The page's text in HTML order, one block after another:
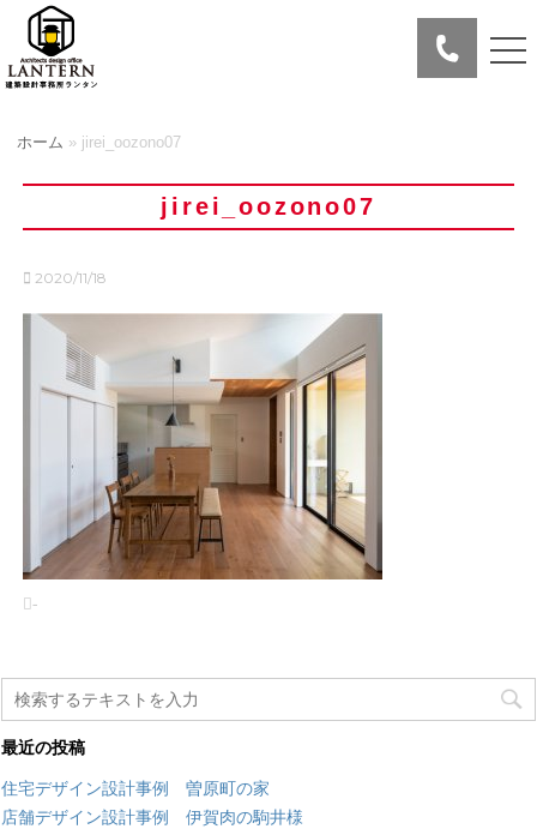
ホーム » jirei_oozono07
jirei_oozono07
2020/11/18
-
最近の投稿
住宅デザイン設計事例 曽原町の家
店舗デザイン設計事例 伊賀肉の駒井様